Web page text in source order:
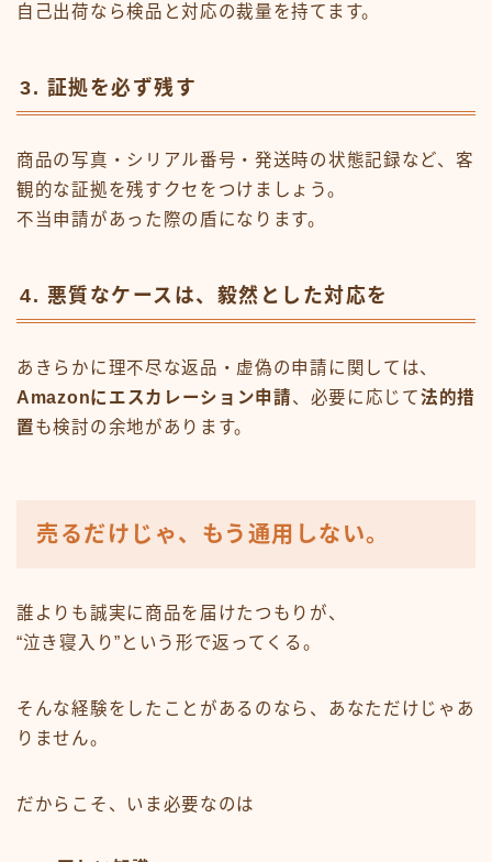
自己出荷なら検品と対応の裁量を持てます。
3. 証拠を必ず残す
商品の写真・シリアル番号・発送時の状態記録など、客
観的な証拠を残すクセをつけましょう。
不当申請があった際の盾になります。
4. 悪質なケースは、毅然とした対応を
あきらかに理不尽な返品・虚偽の申請に関しては、
Amazonにエスカレーション申請、必要に応じて法的措
置も検討の余地があります。
売るだけじゃ、もう通用しない。
誰よりも誠実に商品を届けたつもりが、
“泣き寝入り”という形で返ってくる。
そんな経験をしたことがあるのなら、あなただけじゃあ
りません。
だからこそ、いま必要なのは